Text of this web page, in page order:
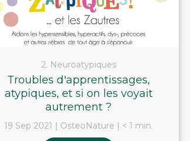
2. Neuroatypiques
Troubles d'apprentissages,
atypiques, et si on les voyait
autrement ?
19 Sep 2021 OsteoNature < 1 min.